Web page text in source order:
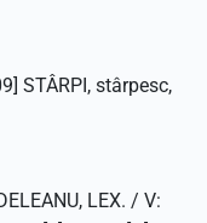
STÂRPI, stârpesc,
LEX. / V: